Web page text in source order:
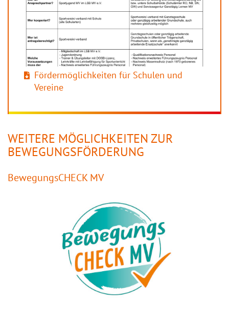
Fördermöglichkeiten für Schulen und
Vereine
WEITERE MÖGLICHKEITEN ZUR
BEWEGUNGSFÖRDERUNG
BewegungsCHECK MV